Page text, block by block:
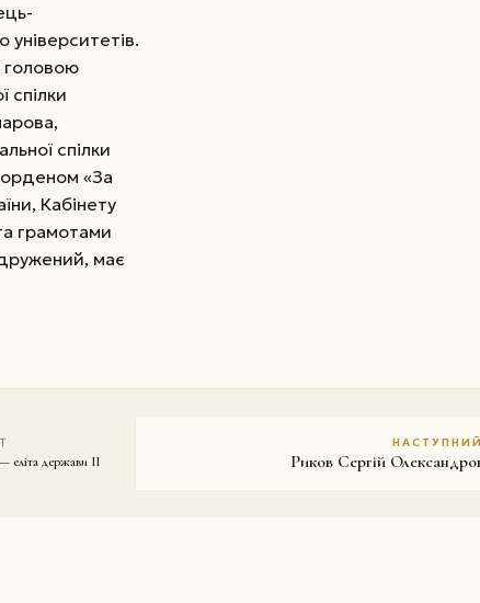
університетів.
головою
спілки
спілки
«За
Кабінету
грамотами
має
еліта держави II Риков Сергій